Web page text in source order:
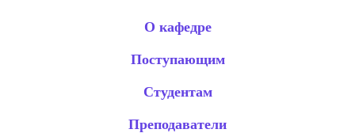
О кафедре
Поступающим
Студентам
Преподаватели